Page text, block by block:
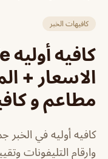
كافيهات الخبر
الاسعار +
مطاعم و
كافيه أوليه في الخبر
وارقام التليفونات